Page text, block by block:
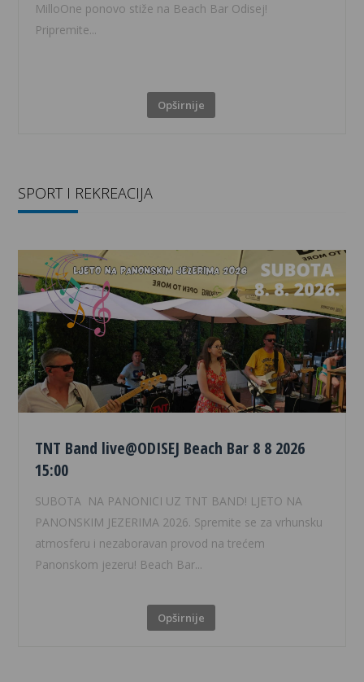
MilloOne ponovo stiže na Beach Bar Odisej!
Pripremite...
Opširnije
SPORT I REKREACIJA
TNT Band live@ODISEJ Beach Bar 8 8 2026
15:00
SUBOTA NA PANONICI UZ TNT BAND! LJETO NA
PANONSKIM JEZERIMA 2026. Spremite se za vrhunsku
atmosferu i nezaboravan provod na trećem
Panonskom jezeru! Beach Bar...
Opširnije